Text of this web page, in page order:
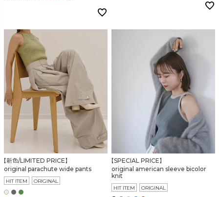
【新色/LIMITED PRICE】
original parachute wide pants
HIT ITEM ORIGINAL
【SPECIAL PRICE】
original american sleeve bicolor
knit
HIT ITEM ORIGINAL